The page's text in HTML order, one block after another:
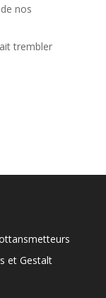
nos
trembler
et Gestalt